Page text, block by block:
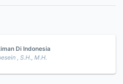
Di Indonesia
, S.H., M.H.